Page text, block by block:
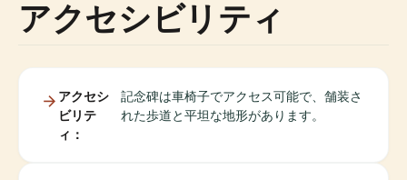
アクセシビリティ
アクセシ
ビリテ
ィ：
記念碑は車椅子でアクセス可能で、舗装さ
れた歩道と平坦な地形があります。